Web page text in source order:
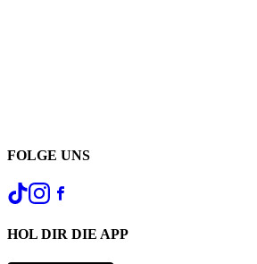
FOLGE UNS
HOL DIR DIE APP